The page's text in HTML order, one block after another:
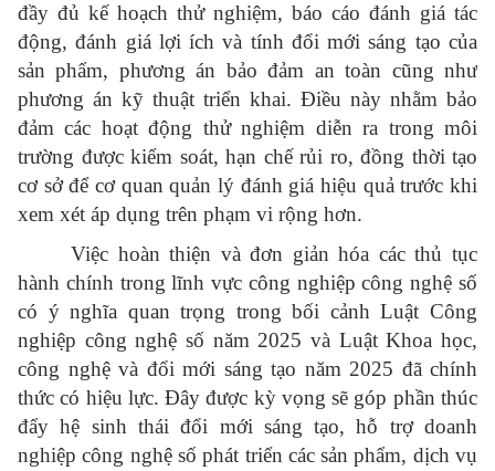
đầy đủ kế hoạch thử nghiệm, báo cáo đánh giá tác
động, đánh giá lợi ích và tính đổi mới sáng tạo của
sản phẩm, phương án bảo đảm an toàn cũng như
phương án kỹ thuật triển khai. Điều này nhằm bảo
đảm các hoạt động thử nghiệm diễn ra trong môi
trường được kiểm soát, hạn chế rủi ro, đồng thời tạo
cơ sở để cơ quan quản lý đánh giá hiệu quả trước khi
xem xét áp dụng trên phạm vi rộng hơn.
Việc hoàn thiện và đơn giản hóa các thủ tục
hành chính trong lĩnh vực công nghiệp công nghệ số
có ý nghĩa quan trọng trong bối cảnh Luật Công
nghiệp công nghệ số năm 2025 và Luật Khoa học,
công nghệ và đổi mới sáng tạo năm 2025 đã chính
thức có hiệu lực. Đây được kỳ vọng sẽ góp phần thúc
đẩy hệ sinh thái đổi mới sáng tạo, hỗ trợ doanh
nghiệp công nghệ số phát triển các sản phẩm, dịch vụ